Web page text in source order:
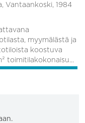
Vantaankoski, 1984
myymälästä ja
koostuva
toimitilakokonaisu...